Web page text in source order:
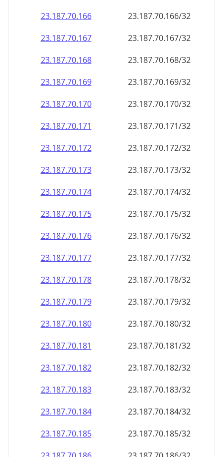
23.187.70.166
23.187.70.166/32
23.187.70.167
23.187.70.167/32
23.187.70.168
23.187.70.168/32
23.187.70.169
23.187.70.169/32
23.187.70.170
23.187.70.170/32
23.187.70.171
23.187.70.171/32
23.187.70.172
23.187.70.172/32
23.187.70.173
23.187.70.173/32
23.187.70.174
23.187.70.174/32
23.187.70.175
23.187.70.175/32
23.187.70.176
23.187.70.176/32
23.187.70.177
23.187.70.177/32
23.187.70.178
23.187.70.178/32
23.187.70.179
23.187.70.179/32
23.187.70.180
23.187.70.180/32
23.187.70.181
23.187.70.181/32
23.187.70.182
23.187.70.182/32
23.187.70.183
23.187.70.183/32
23.187.70.184
23.187.70.184/32
23.187.70.185
23.187.70.185/32